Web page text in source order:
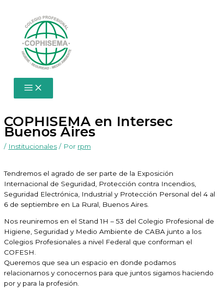
contenido
COPHISEMA en Intersec
Buenos Aires
/ Institucionales / Por rpm
Tendremos el agrado de ser parte de la Exposición
Internacional de Seguridad, Protección contra Incendios,
Seguridad Electrónica, Industrial y Protección Personal del 4 al
6 de septiembre en La Rural, Buenos Aires.
Nos reuniremos en el Stand 1H – 53 del Colegio Profesional de
Higiene, Seguridad y Medio Ambiente de CABA junto a los
Colegios Profesionales a nivel Federal que conforman el
COFESH.
Queremos que sea un espacio en donde podamos
relacionarnos y conocernos para que juntos sigamos haciendo
por y para la profesión.